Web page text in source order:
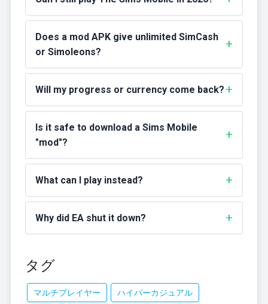
Does a mod APK give unlimited SimCash
or Simoleons?
Will my progress or currency come back?
Is it safe to download a Sims Mobile
"mod"?
What can I play instead?
Why did EA shut it down?
タグ
マルチプレイヤー ハイパーカジュアル